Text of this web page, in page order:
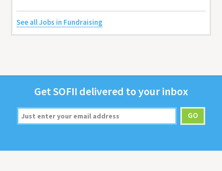
See all Jobs in Fundraising
GetSOFII deliv­ered to your inbox